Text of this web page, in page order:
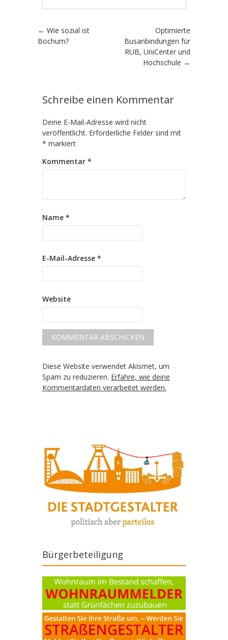
Artikel-Navigation
← Wie sozial ist
Bochum?
Optimierte
Busanbindungen für
RUB, UniCenter und
Hochschule →
Schreibe einen Kommentar
Deine E-Mail-Adresse wird nicht
veröffentlicht. Erforderliche Felder sind mit
* markiert
Kommentar *
Name *
E-Mail-Adresse *
Website
Diese Website verwendet Akismet, um
Spam zu reduzieren. Erfahre, wie deine
Kommentardaten verarbeitet werden.
Bürgerbeteiligung